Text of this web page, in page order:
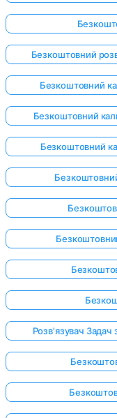
Безкоштовний
Безкоштовний
Безкоштовний
Безкоштовний
Розв'язувач Задач